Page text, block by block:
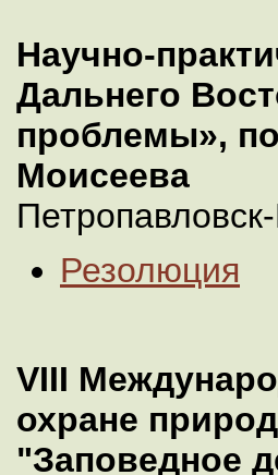
Научно-
Дальнего
проблемы»,
Моисеева
Резолюция
VIII
охране
"Заповедное